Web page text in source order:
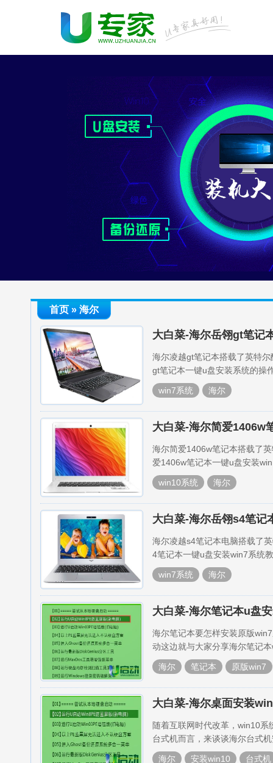
首页» 海尔
大白菜-海尔岳翎gt笔记
海尔凌越gt笔记本搭载了英特
gt笔记本一键u盘安装系统的操
win7系统 海尔
大白菜-海尔简爱1406w
海尔简爱1406w笔记本搭载了
爱1406w笔记本一键u盘安装
win10系统 海尔
大白菜-海尔岳翎s4笔记
海尔凌越s4笔记本电脑搭载了
4笔记本一键u盘安装win7系统
win7系统 海尔
大白菜-海尔笔记本u盘
海尔笔记本要怎样安装原版
动这边就与大家分享海尔笔记
海尔 笔记本 原版win7
大白菜-海尔桌面安装
随着互联网时代改革，win10
台式机而言，来谈谈海尔台式
海尔 安装win10 台式机